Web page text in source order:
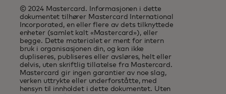
© 2024 Mastercard. Informasjonen i dette
dokumentet tilhører Mastercard International
Incorporated, en eller flere av dets tilknyttede
enheter (samlet kalt «Mastercard»), eller
begge. Dette materialet er ment for intern
bruk i organisasjonen din, og kan ikke
dupliseres, publiseres eller avsløres, helt eller
delvis, uten skriftlig tillatelse fra Mastercard.
Mastercard gir ingen garantier av noe slag,
verken uttrykte eller underforståtte, med
hensyn til innholdet i dette dokumentet. Uten